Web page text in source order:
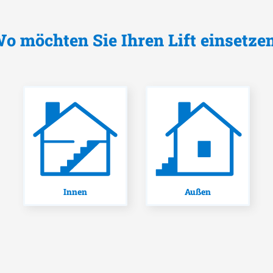
möchten Sie Ihren Lift
Innen Außen